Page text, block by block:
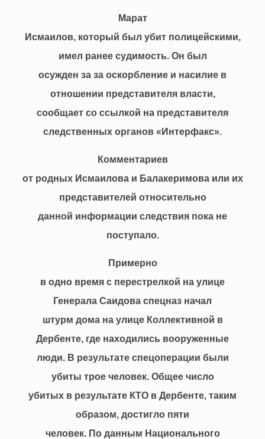
Марат
Исмаилов, который был убит полицейскими,
имел ранее судимость. Он был
осужден за за оскорбление и насилие в
отношении представителя власти,
сообщает со ссылкой на представителя
следственных органов «Интерфакс».
Комментариев
от родных Исмаилова и Балакеримова или их
представителей относительно
данной информации следствия пока не
поступало.
Примерно
в одно время с перестрелкой на улице
Генерала Саидова спецназ начал
штурм дома на улице Коллективной в
Дербенте, где находились вооруженные
люди. В результате спецоперации были
убиты трое человек. Общее число
убитых в результате КТО в Дербенте, таким
образом, достигло пяти
человек. По данным Национального